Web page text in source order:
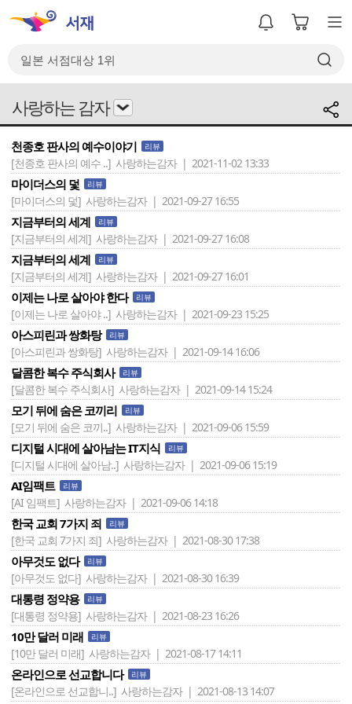
사랑하는 감자
천종호 판사의 예수이야기 리뷰
[천종호 판사의 예수 ..] 사랑하는감자 | 2021-11-02 13:33
마이더스의 덫 리뷰
[마이더스의 덫] 사랑하는감자 | 2021-09-27 16:55
지금부터의 세계 리뷰
[지금부터의 세계] 사랑하는감자 | 2021-09-27 16:08
지금부터의 세계 리뷰
[지금부터의 세계] 사랑하는감자 | 2021-09-27 16:01
이제는 나로 살아야 한다 리뷰
[이제는 나로 살아야 ..] 사랑하는감자 | 2021-09-23 15:25
아스피린과 쌍화탕 리뷰
[아스피린과 쌍화탕] 사랑하는감자 | 2021-09-14 16:06
달콤한 복수 주식회사 리뷰
[달콤한 복수 주식회사] 사랑하는감자 | 2021-09-14 15:24
모기 뒤에 숨은 코끼리 리뷰
[모기 뒤에 숨은 코끼..] 사랑하는감자 | 2021-09-06 15:59
디지털 시대에 살아남는 IT지식 리뷰
[디지털 시대에 살아남..] 사랑하는감자 | 2021-09-06 15:19
AI임팩트 리뷰
[AI 임팩트] 사랑하는감자 | 2021-09-06 14:18
한국 교회 7가지 죄 리뷰
[한국 교회 7가지 죄] 사랑하는감자 | 2021-08-30 17:38
아무것도 없다 리뷰
[아무것도 없다] 사랑하는감자 | 2021-08-30 16:39
대통령 정약용 리뷰
[대통령 정약용] 사랑하는감자 | 2021-08-23 16:26
10만 달러 미래 리뷰
[10만 달러 미래] 사랑하는감자 | 2021-08-17 14:11
온라인으로 선교합니다 리뷰
[온라인으로 선교합니..] 사랑하는감자 | 2021-08-13 14:07